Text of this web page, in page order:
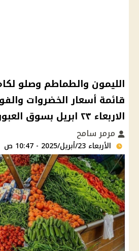
الليمون والطماطم وصلو
قائمة أسعار الخضروات
الاربعاء ٢٣ ابريل بسوق العبور
مرمر سامح
الأربعاء 23/أبريل/2025 - 10:47 ص